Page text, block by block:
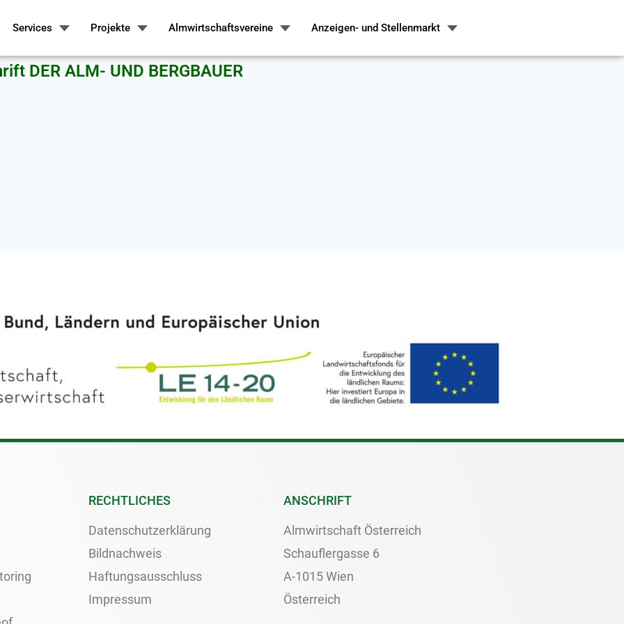
Services Projekte Almwirtschaftsvereine Anzeigen- und Stellenmarkt
DER ALM- UND BERGBAUER
RECHTLICHES
Datenschutzerklärung
Bildnachweis
Haftungsausschluss
Impressum
ANSCHRIFT
Almwirtschaft Österreich
Schauflergasse 6
A-1015 Wien
Österreich